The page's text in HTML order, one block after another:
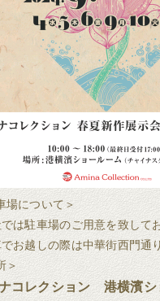
場について＞
は駐車場のご用意を致して
お越しの際は中華街西門通
＞
コレクション 港横濱シ